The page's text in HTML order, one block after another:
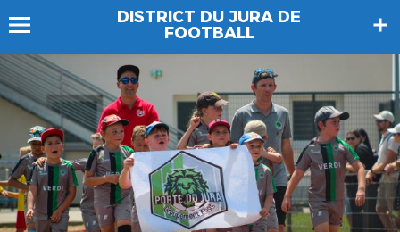
DISTRICT DU JURA DE
FOOTBALL